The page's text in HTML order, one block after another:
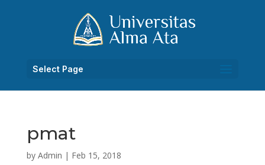
Select Page
pmat
by Admin | Feb 15, 2018